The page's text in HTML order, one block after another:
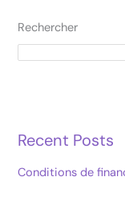
Rechercher
Recent Posts
Conditions de